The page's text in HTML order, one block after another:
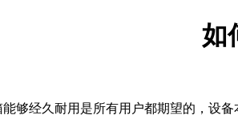
如
能够经久耐用是所有用户都期望的，设